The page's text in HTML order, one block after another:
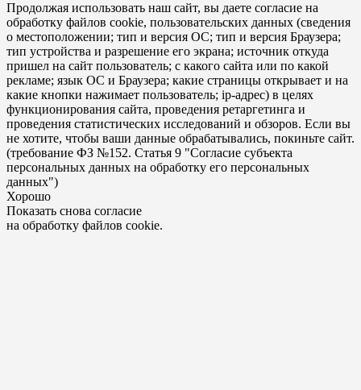
Продолжая использовать наш сайт, вы даете согласие на
обработку файлов cookie, пользовательских данных (сведения
о местоположении; тип и версия ОС; тип и версия Браузера;
тип устройства и разрешение его экрана; источник откуда
пришел на сайт пользователь; с какого сайта или по какой
рекламе; язык ОС и Браузера; какие страницы открывает и на
какие кнопки нажимает пользователь; ip-адрес) в целях
функционирования сайта, проведения ретаргетинга и
проведения статистических исследований и обзоров. Если вы
не хотите, чтобы ваши данные обрабатывались, покиньте сайт.
(требование ФЗ №152. Статья 9 "Согласие субъекта
персональных данных на обработку его персональных
данных")
Хорошо
Показать снова согласие
на обработку файлов cookie.